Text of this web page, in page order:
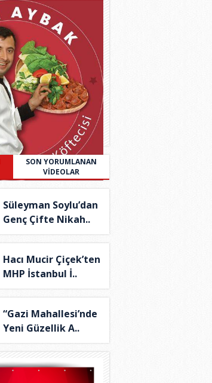
SON YORUMLANAN
VİDEOLAR
Süleyman Soylu’dan
Genç Çifte Nikah..
Hacı Mucir Çiçek’ten
MHP İstanbul İ..
“Gazi Mahallesi’nde
Yeni Güzellik A..